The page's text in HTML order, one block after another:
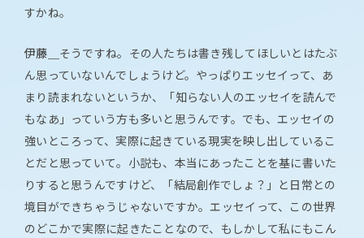
すかね。
伊藤＿ そうですね。その人たちは書き残してほしいとはたぶ
ん思っていないんでしょうけど。やっぱりエッセイって、あ
まり読まれないというか、「知らない人のエッセイを読んで
もなあ」っていう方も多いと思うんです。でも、エッセイの
強いところって、実際に起きている現実を映し出しているこ
とだと思っていて。小説も、本当にあったことを基に書いた
りすると思うんですけど、「結局創作でしょ？」と日常との
境目ができちゃうじゃないですか。エッセイって、この世界
のどこかで実際に起きたことなので、もしかして私にもこん